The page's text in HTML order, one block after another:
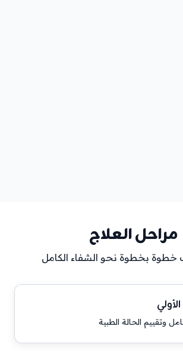
مراحل العلاج
بخطوة نحو الشفاء الكامل
وتقييم الحالة الطبية